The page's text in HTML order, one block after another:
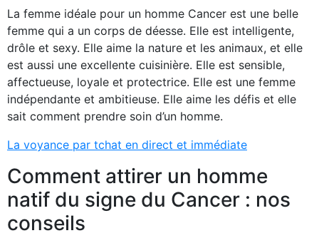
La femme idéale pour un homme Cancer est une belle
femme qui a un corps de déesse. Elle est intelligente,
drôle et sexy. Elle aime la nature et les animaux, et elle
est aussi une excellente cuisinière. Elle est sensible,
affectueuse, loyale et protectrice. Elle est une femme
indépendante et ambitieuse. Elle aime les défis et elle
sait comment prendre soin d’un homme.
La voyance par tchat en direct et immédiate
Comment attirer un homme
natif du signe du Cancer : nos
conseils